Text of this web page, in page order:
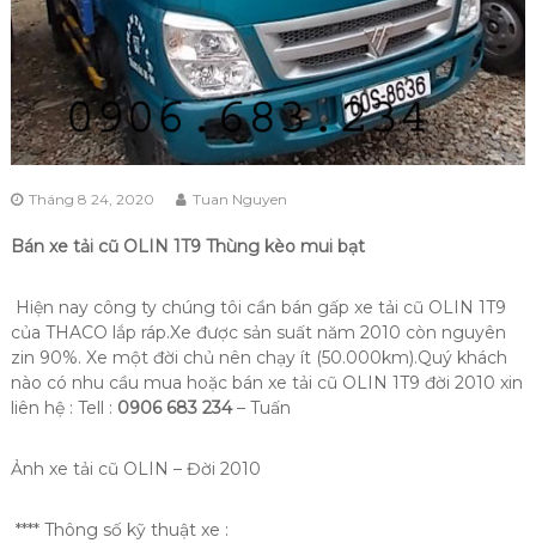
Tháng 8 24, 2020 Tuan Nguyen
Bán xe tải cũ OLIN 1T9 Thùng kèo mui bạt
Hiện nay công ty chúng tôi cần bán gấp xe tải cũ OLIN 1T9
của THACO lắp ráp.Xe được sản suất năm 2010 còn nguyên
zin 90%. Xe một đời chủ nên chạy ít (50.000km).Quý khách
nào có nhu cầu mua hoặc bán xe tải cũ OLIN 1T9 đời 2010 xin
liên hệ : Tell : 0906 683 234– Tuấn
Ảnh xe tải cũ OLIN – Đời 2010
**** Thông số kỹ thuật xe :